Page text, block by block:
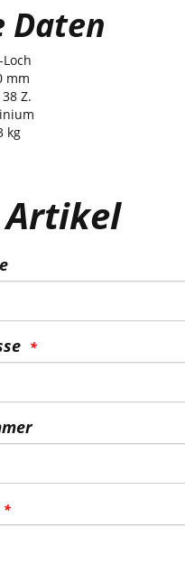
Daten
mm
Z.
kg
Artikel